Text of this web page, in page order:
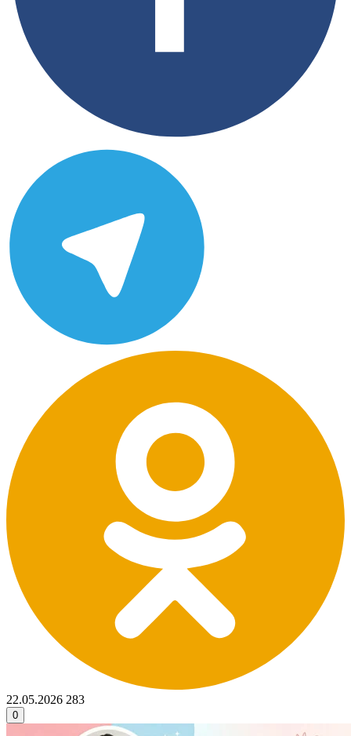
22.05.2026 283
0